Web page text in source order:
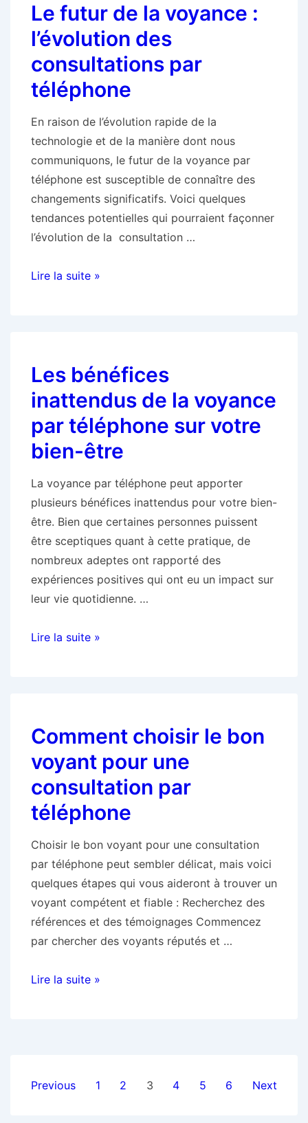
négatives
lors
d’une
séance
de
voyance
Le futur de la voyance :
l’évolution des
consultations par
téléphone
En raison de l’évolution rapide de la
technologie et de la manière dont nous
communiquons, le futur de la voyance par
téléphone est susceptible de connaître des
changements significatifs. Voici quelques
tendances potentielles qui pourraient façonner
l’évolution de la consultation …
Le
:
l’évolution
des
consultations
par
Lire la suite »
Les bénéfices
inattendus de la voyance
par téléphone sur votre
bien-être
La voyance par téléphone peut apporter
plusieurs bénéfices inattendus pour votre bien-
être. Bien que certaines personnes puissent
être sceptiques quant à cette pratique, de
nombreux adeptes ont rapporté des
expériences positives qui ont eu un impact sur
leur vie quotidienne. …
Les
voyance
téléphone
sur
votre
être
Lire la suite »
Comment choisir le bon
voyant pour une
consultation par
téléphone
Choisir le bon voyant pour une consultation
par téléphone peut sembler délicat, mais voici
quelques étapes qui vous aideront à trouver un
voyant compétent et fiable : Recherchez des
références et des témoignages Commencez
par chercher des voyants réputés et …
Comment
une
Lire la suite »
Pagination
Previous 1 2 3 4 5 6 Next